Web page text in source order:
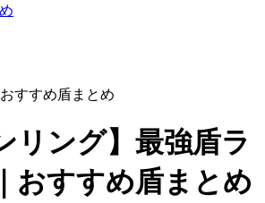
すすめ盾まとめ
リング】最強盾ラ
おすすめ盾まとめ